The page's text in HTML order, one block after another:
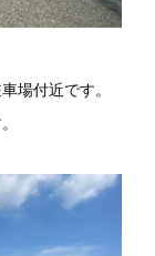
場付近です。